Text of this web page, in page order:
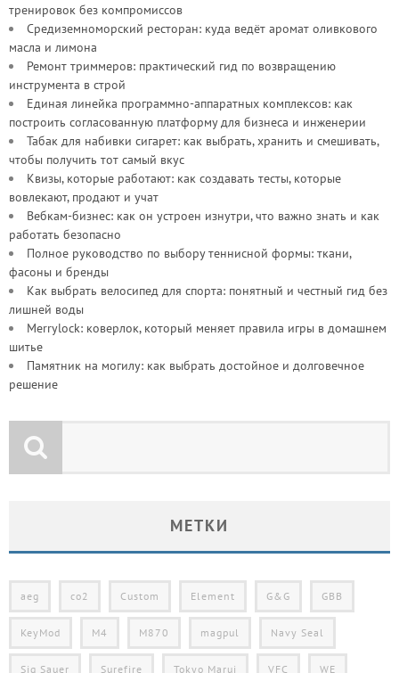
тренировок без компромиссов
Средиземноморский ресторан: куда ведёт аромат оливкового
масла и лимона
Ремонт триммеров: практический гид по возвращению
инструмента в строй
Единая линейка программно-аппаратных комплексов: как
построить согласованную платформу для бизнеса и инженерии
Табак для набивки сигарет: как выбрать, хранить и смешивать,
чтобы получить тот самый вкус
Квизы, которые работают: как создавать тесты, которые
вовлекают, продают и учат
Вебкам-бизнес: как он устроен изнутри, что важно знать и как
работать безопасно
Полное руководство по выбору теннисной формы: ткани,
фасоны и бренды
Как выбрать велосипед для спорта: понятный и честный гид без
лишней воды
Merrylock: коверлок, который меняет правила игры в домашнем
шитье
Памятник на могилу: как выбрать достойное и долговечное
решение
МЕТКИ
aeg co2 Custom Element G&G GBB
KeyMod M4 M870 magpul Navy Seal
Sig Sauer Surefire Tokyo Marui VFC WE